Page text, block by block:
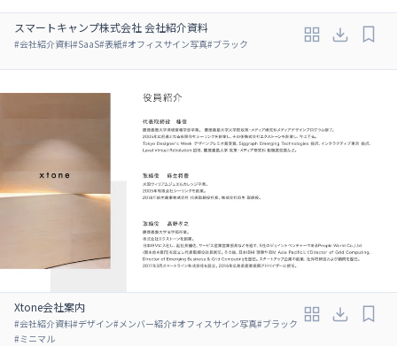
スマートキャンプ株式会社 会社紹介資料
#会社紹介資料#SaaS#表紙#オフィスサイン写真#ブラック
Xtone会社案内
#会社紹介資料#デザイン#メンバー紹介#オフィスサイン写真#ブラック
#ミニマル